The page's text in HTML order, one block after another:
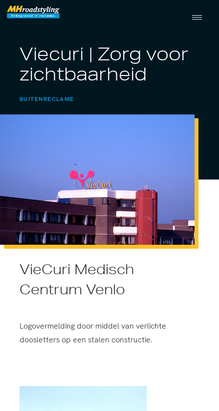
Viecuri | Zorg voor
zichtbaarheid
BUITENRECLAME
VieCuri Medisch
Centrum Venlo
Logovermelding door middel van verlichte
doosletters op een stalen constructie.